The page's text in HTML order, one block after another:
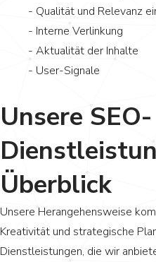
- Qualität und Relevanz
- Interne Verlinkung
- Aktualität der Inhalte
- User-Signale
Unsere SEO-
Überblick
Unsere Herangehensweise
Kreativität und strategische
Dienstleistungen, die wir